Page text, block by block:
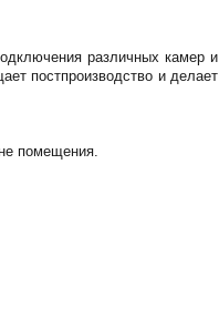
различных камер и
постпроизводство и делает
помещения.